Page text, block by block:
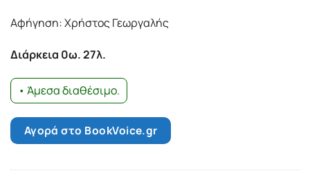
Αφήγηση: Χρήστος Γεωργαλής
Διάρκεια 0ω. 27λ.
• Άμεσα διαθέσιμο.
Αγορά στο BookVoice.gr